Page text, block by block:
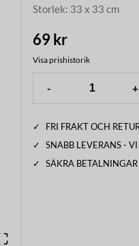
Storlek: 33 x 33 cm
69 kr
Visa prishistorik
- +
✓
FRI FRAKT OCH
✓
SNABB LEVERANS -
✓
SÄKRA